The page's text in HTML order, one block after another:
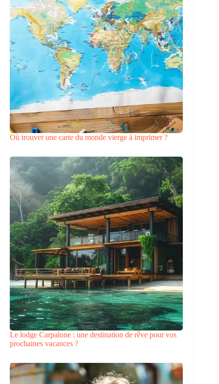
Où trouver une carte du monde vierge à imprimer ?
Le lodge Carpalone : une destination de rêve pour vos
prochaines vacances ?